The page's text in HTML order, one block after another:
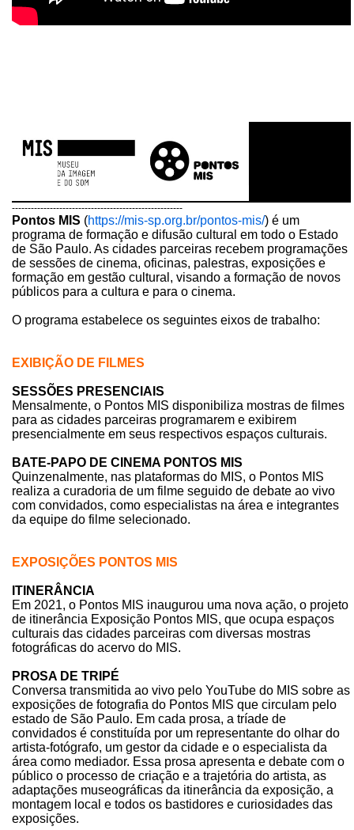
------------------------------------------------------
Pontos MIS (https://mis-sp.org.br/pontos-mis/) é um
programa de formação e difusão cultural em todo o Estado
de São Paulo. As cidades parceiras recebem programações
de sessões de cinema, oficinas, palestras, exposições e
formação em gestão cultural, visando a formação de novos
públicos para a cultura e para o cinema.
O programa estabelece os seguintes eixos de trabalho:
EXIBIÇÃO DE FILMES
SESSÕES PRESENCIAIS
Mensalmente, o Pontos MIS disponibiliza mostras de filmes
para as cidades parceiras programarem e exibirem
presencialmente em seus respectivos espaços culturais.
BATE-PAPO DE CINEMA PONTOS MIS
Quinzenalmente, nas plataformas do MIS, o Pontos MIS
realiza a curadoria de um filme seguido de debate ao vivo
com convidados, como especialistas na área e integrantes
da equipe do filme selecionado.
EXPOSIÇÕES PONTOS MIS
ITINERÂNCIA
Em 2021, o Pontos MIS inaugurou uma nova ação, o projeto
de itinerância Exposição Pontos MIS, que ocupa espaços
culturais das cidades parceiras com diversas mostras
fotográficas do acervo do MIS.
PROSA DE TRIPÉ
Conversa transmitida ao vivo pelo YouTube do MIS sobre as
exposições de fotografia do Pontos MIS que circulam pelo
estado de São Paulo. Em cada prosa, a tríade de
convidados é constituída por um representante do olhar do
artista-fotógrafo, um gestor da cidade e o especialista da
área como mediador. Essa prosa apresenta e debate com o
público o processo de criação e a trajetória do artista, as
adaptações museográficas da itinerância da exposição, a
montagem local e todos os bastidores e curiosidades das
exposições.